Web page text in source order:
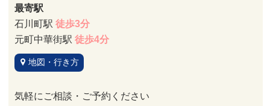
最寄駅
石川町駅徒歩3分
元町中華街駅徒歩4分
地図・行き方
気軽にご相談・ご予約ください